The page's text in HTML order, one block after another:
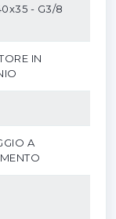
- G3/8
IN
A